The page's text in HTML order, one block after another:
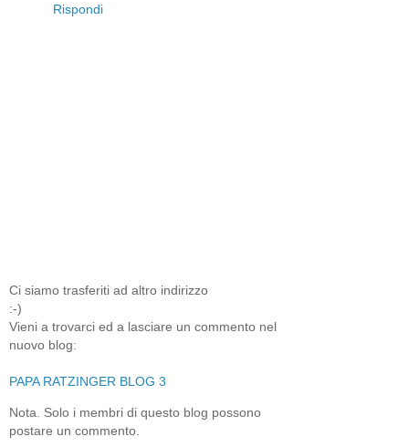
Rispondi
Ci siamo trasferiti ad altro indirizzo
:-)
Vieni a trovarci ed a lasciare un commento nel
nuovo blog:
PAPA RATZINGER BLOG 3
Nota. Solo i membri di questo blog possono
postare un commento.